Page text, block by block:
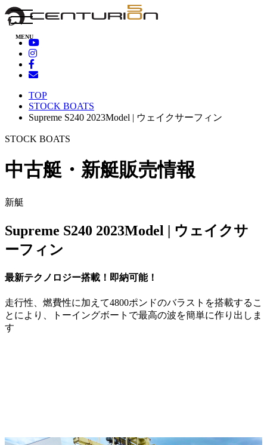
MENU
TOP
STOCK BOATS
Supreme S240 2023Model | ウェイクサーフィン
STOCK BOATS
中古艇・新艇販売情報
新艇
Supreme S240 2023Model | ウェイクサ
ーフィン
最新テクノロジー搭載！即納可能！
走行性、燃費性に加えて4800ポンドのバラストを搭載するこ
とにより、トーイングボートで最高の波を簡単に作り出しま
す